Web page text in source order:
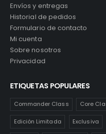
Envíos y entregas
Historial de pedidos
Formulario de contacto
Mi cuenta
Sobre nosotros
Privacidad
ETIQUETAS POPULARES
Commander Class Core
Edición Limitada Exclusiva